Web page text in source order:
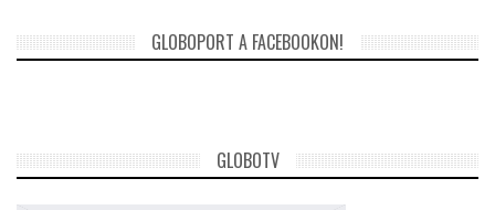
GLOBOPORT A FACEBOOKON!
GLOBOTV